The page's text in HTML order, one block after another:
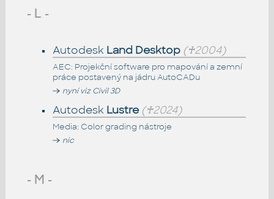
- L -
Autodesk Land Desktop (♰2004)
AEC: Projekční software pro mapování a zemní
práce postavený na jádru AutoCADu
nyní viz Civil 3D
Autodesk Lustre (♰2024)
Media: Color grading nástroje
nic
- M -